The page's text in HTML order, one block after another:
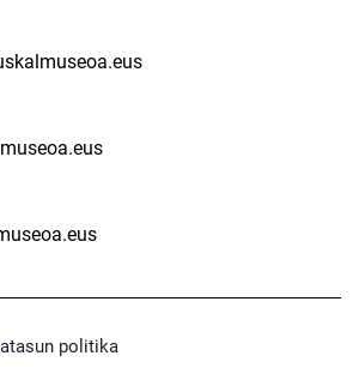
politika